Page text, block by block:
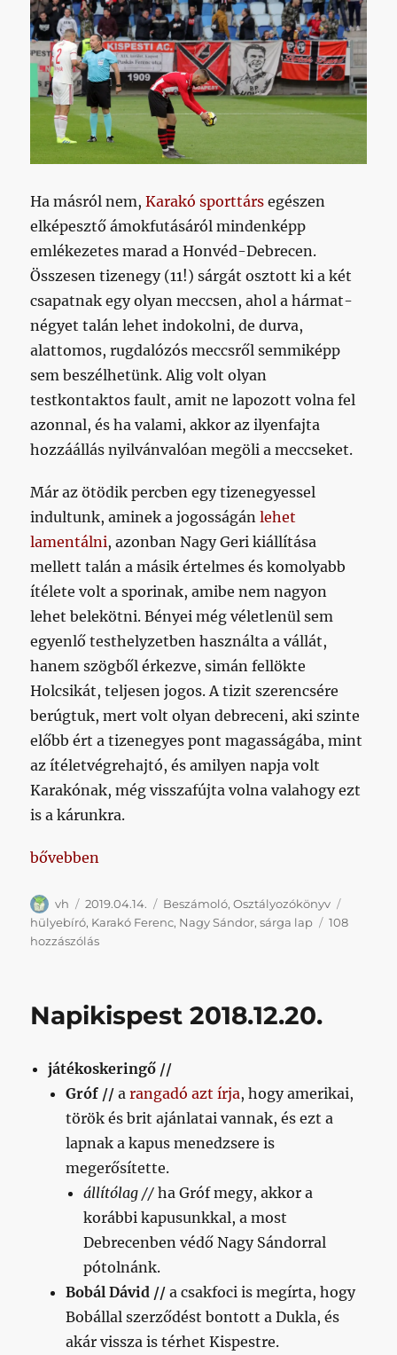
Ha másról nem,Karakó sporttárs egészen
elképesztő ámokfutásáról mindenképp
emlékezetes marad a Honvéd-Debrecen.
Összesen tizenegy (11!) sárgát osztott ki a két
csapatnak egy olyan meccsen, ahol a hármat-
négyet talán lehet indokolni, de durva,
alattomos, rugdalózós meccsről semmiképp
sem beszélhetünk. Alig volt olyan
testkontaktos fault, amit ne lapozott volna fel
azonnal, és ha valami, akkor az ilyenfajta
hozzáállás nyilvánvalóan megöli a meccseket.
Már az ötödik percben egy tizenegyessel
indultunk, aminek a jogosságánlehet
lamentálni, azonban Nagy Geri kiállítása
mellett talán a másik értelmes és komolyabb
ítélete volt a sporinak, amibe nem nagyon
lehet belekötni. Bényei még véletlenül sem
egyenlő testhelyzetben használta a vállát,
hanem szögből érkezve, simán fellökte
Holcsikát, teljesen jogos. A tizit szerencsére
berúgtuk, mert volt olyan debreceni, aki szinte
előbb ért a tizenegyes pont magasságába, mint
az ítéletvégrehajtó, és amilyen napja volt
Karakónak, még visszafújta volna valahogy ezt
is a kárunkra.
„Nincs valami olyasmi szabály, hogy ha valaki
bővebben
Szerző
vh Közzétéve
2019.04.14. Kategória
Beszámoló,Osztályozókönyv
hülyebíró, Karakó Ferenc, Nagy Sándor,sárga lap
108
hozzászólásNincs
hogy
többször
is
alkalmatlannak
bizonyult,
az
nem
lesz
bíró
többet?
című
bejegyzéshez
Napikispest 2018.12.20.
játékoskeringő //
Gróf //arangadó azt írja, hogy amerikai,
török és brit ajánlatai vannak, és ezt a
lapnak a kapus menedzsere is
megerősítette.
állítólag //ha Gróf megy, akkor a
korábbi kapusunkkal, a most
Debrecenben védő Nagy Sándorral
pótolnánk.
Bobál Dávid //a csakfoci is megírta, hogy
Bobállal szerződést bontott a Dukla, és
akár vissza is térhet Kispestre.